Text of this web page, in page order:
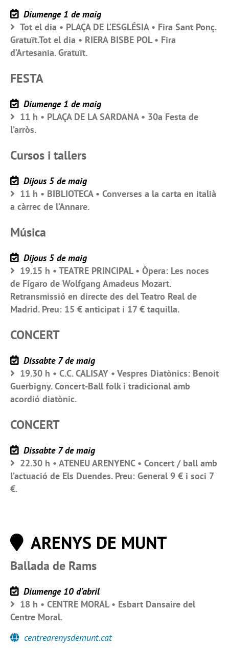
Diumenge 1 de maig
Tot el dia • PLAÇA DE L’ESGLÉSIA • Fira Sant Ponç.
Gratuït.Tot el dia • RIERA BISBE POL • Fira
d’Artesania. Gratuït.
FESTA
Diumenge 1 de maig
11 h • PLAÇA DE LA SARDANA • 30a Festa de
l’arròs.
Cursos i tallers
Dijous 5 de maig
11 h • BIBLIOTECA • Converses a la carta en italià
a càrrec de l’Annare.
Música
Dijous 5 de maig
19.15 h • TEATRE PRINCIPAL • Òpera: Les noces
de Fígaro de Wolfgang Amadeus Mozart.
Retransmissió en directe des del Teatro Real de
Madrid. Preu: 15 € anticipat i 17 € taquilla.
CONCERT
Dissabte 7 de maig
19.30 h • C.C. CALISAY • Vespres Diatònics: Benoit
Guerbigny. Concert-Ball folk i tradicional amb
acordió diatònic.
CONCERT
Dissabte 7 de maig
22.30 h • ATENEU ARENYENC • Concert / ball amb
l’actuació de Els Duendes. Preu: General 9 € i soci 7
€.
ARENYS DE MUNT
Ballada de Rams
Diumenge 10 d’abril
18 h • CENTRE MORAL • Esbart Dansaire del
Centre Moral.
centrearenysdemunt.cat